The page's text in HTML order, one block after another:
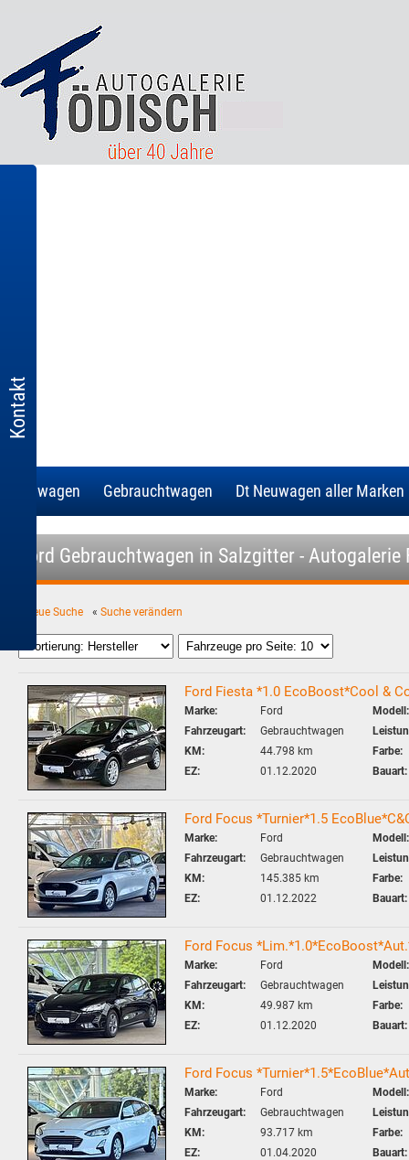
Kontakt
Neuwagen Gebrauchtwagen Dt Neuwagen aller Marken
Ford Gebrauchtwagen in Salzgitter - Autogalerie
neue Suche « Suche verändern
Ford Fiesta *1.0 EcoBoost*Cool &
Marke:
Ford
Fahrzeugart:
Gebrauchtwagen
KM:
44.798 km
EZ:
01.12.2020
Modell:
Farbe:
Bauart:
Ford Focus *Turnier*1.5
Marke:
Ford
Fahrzeugart:
Gebrauchtwagen
KM:
145.385 km
EZ:
01.12.2022
Modell:
Farbe:
Bauart:
Ford Focus
Marke:
Ford
Fahrzeugart:
Gebrauchtwagen
KM:
49.987 km
EZ:
01.12.2020
Modell:
Farbe:
Bauart:
Ford Focus
Marke:
Ford
Fahrzeugart:
Gebrauchtwagen
KM:
93.717 km
EZ:
01.04.2020
Modell:
Farbe:
Bauart: